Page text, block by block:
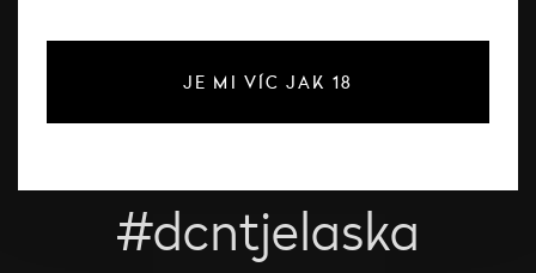
#dcntjelaska
JE MI VÍC JAK 18